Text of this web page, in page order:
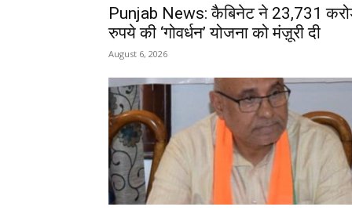
Punjab News: कैबिनेट ने 23,731
रुपये की ‘गोवर्धन’ योजना को मंज़ूरी दी
August 6, 2026